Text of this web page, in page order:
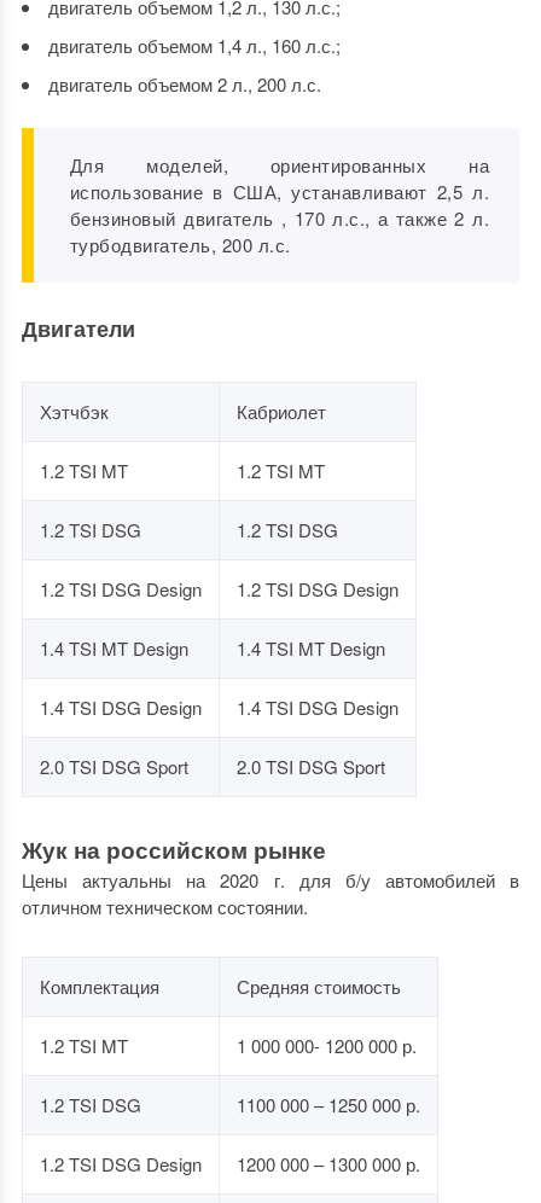
двигатель объемом 1,2 л., 130 л.с.;
двигатель объемом 1,4 л., 160 л.с.;
двигатель объемом 2 л., 200 л.с.
Для моделей, ориентированных на
использование в США, устанавливают 2,5 л.
бензиновый двигатель , 170 л.с., а также 2 л.
турбодвигатель, 200 л.с.
Двигатели
Хэтчбэк Кабриолет
1.2 TSI MT 1.2 TSI MT
1.2 TSI DSG 1.2 TSI DSG
1.2 TSI DSG Design 1.2 TSI DSG Design
1.4 TSI MT Design 1.4 TSI MT Design
1.4 TSI DSG Design 1.4 TSI DSG Design
2.0 TSI DSG Sport 2.0 TSI DSG Sport
Жук на российском рынке
Цены актуальны на 2020 г. для б/у автомобилей в
отличном техническом состоянии.
Комплектация Средняя стоимость
1.2 TSI MT 1 000 000- 1200 000 р.
1.2 TSI DSG 1100 000 – 1250 000 р.
1.2 TSI DSG Design 1200 000 – 1300 000 р.